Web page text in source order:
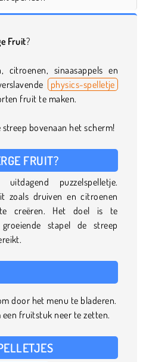
Fruit?
citroenen, sinaasappels en
physics-spelletje
fruit te maken.
bovenaan het scherm!
FRUIT?
puzzelspelletje.
zoals druiven en citroenen
creëren. Het doel is te
stapel de streep
door het menu te bladeren.
een fruitstuk neer te zetten.